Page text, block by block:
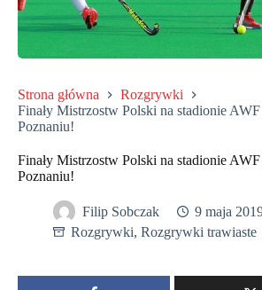
Strona główna
Rozgrywki
Finały Mistrzostw Polski na stadionie
Poznaniu!
Finały Mistrzostw Polski na stadionie
Poznaniu!
Filip Sobczak
9 maja
Rozgrywki, Rozgrywki trawiaste